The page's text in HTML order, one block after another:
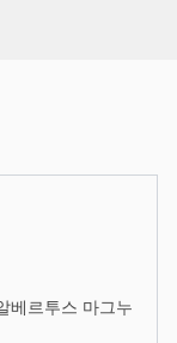
베르투스 마그누